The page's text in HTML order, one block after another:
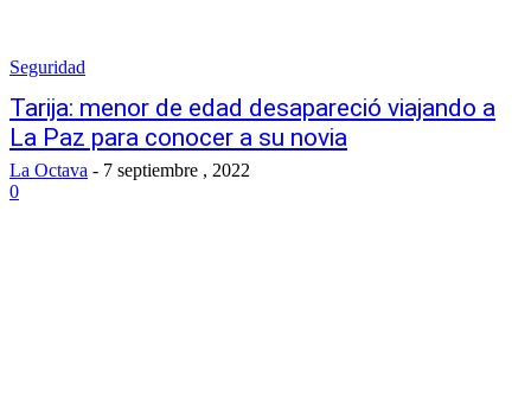
Seguridad
Tarija: menor de edad desapareció viajando a
La Paz para conocer a su novia
La Octava - 7 septiembre , 2022
0